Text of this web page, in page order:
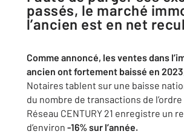
passés, le marché
l’ancien est en net
Comme annoncé, les ventes dans
ancien ont fortement baissé en 2023
Notaires tablent sur une baisse
du nombre de transactions de l’ordre
Réseau CENTURY 21 enregistre un
d’environ -16% sur l’année.